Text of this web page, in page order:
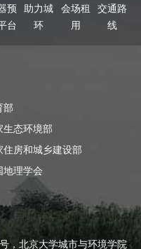
预
台
助力城
环
会场租
用
交通路
线
部
生态环境部
住房和城乡建设部
地理学会
，北京大学城市与环境学院